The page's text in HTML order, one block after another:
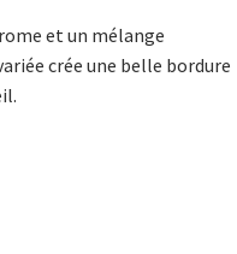
et un mélange
crée une belle bordure